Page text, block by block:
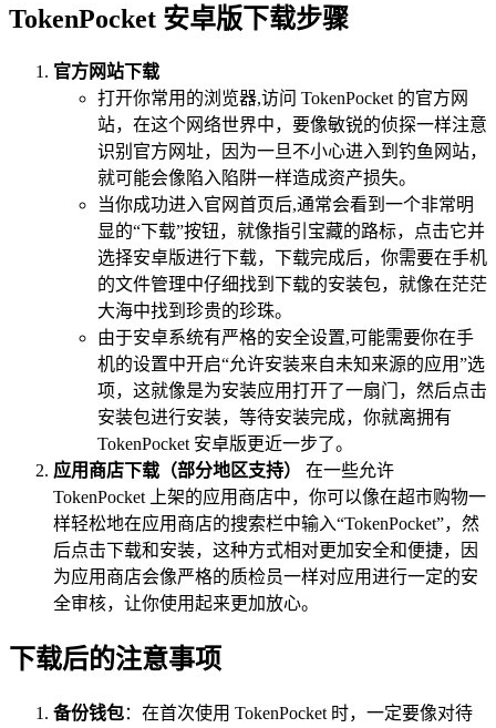
TokenPocket 安卓版下载步骤
官方网站下载
打开你常用的浏览器,访问 TokenPocket 的官方网
站，在这个网络世界中，要像敏锐的侦探一样注意
识别官方网址，因为一旦不小心进入到钓鱼网站，
就可能会像陷入陷阱一样造成资产损失。
当你成功进入官网首页后,通常会看到一个非常明
显的“下载”按钮，就像指引宝藏的路标，点击它并
选择安卓版进行下载，下载完成后，你需要在手机
的文件管理中仔细找到下载的安装包，就像在茫茫
大海中找到珍贵的珍珠。
由于安卓系统有严格的安全设置,可能需要你在手
机的设置中开启“允许安装来自未知来源的应用”选
项，这就像是为安装应用打开了一扇门，然后点击
安装包进行安装，等待安装完成，你就离拥有
TokenPocket 安卓版更近一步了。
应用商店下载（部分地区支持）
在一些允许
TokenPocket 上架的应用商店中，你可以像在超市购物一
样轻松地在应用商店的搜索栏中输入“TokenPocket”，然
后点击下载和安装，这种方式相对更加安全和便捷，因
为应用商店会像严格的质检员一样对应用进行一定的安
全审核，让你使用起来更加放心。
下载后的注意事项
备份钱包：在首次使用 TokenPocket 时，一定要像对待